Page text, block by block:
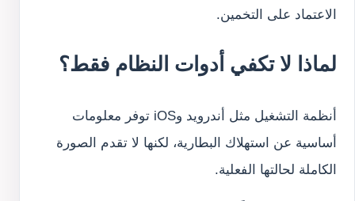
الاعتماد على التخمين.
لماذا لا تكفي أدوات النظام فقط؟
أنظمة التشغيل مثل أندرويد وiOS توفر معلومات
أساسية عن استهلاك البطارية، لكنها لا تقدم الصورة
الكاملة لحالتها الفعلية.